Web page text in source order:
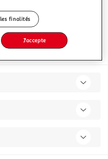
finalités
J'accepte